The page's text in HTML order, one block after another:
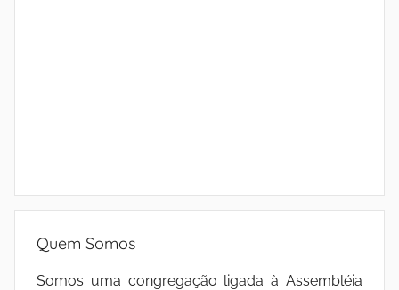
Quem Somos
Somos uma congregação ligada à Assembléia